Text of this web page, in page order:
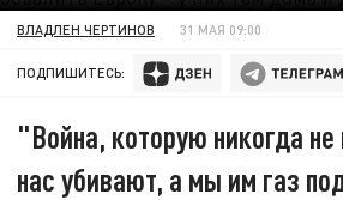
ВЛАДЛЕН ЧЕРТИНОВ 31 МАЯ 09:00
ПОДПИШИТЕСЬ:
"Война, которую никогда
нас убивают, а мы им газ